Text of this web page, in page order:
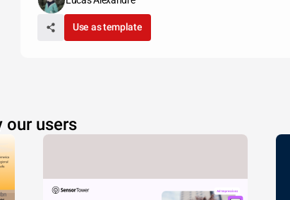
Use as template
our users